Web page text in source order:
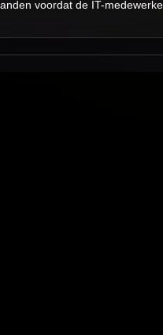
voordat de IT-